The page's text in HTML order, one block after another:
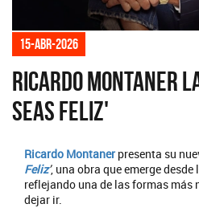
15-abr-2026
Ricardo Montaner
Seas Feliz'
Ricardo Montaner presenta su
Feliz’, una obra que emerge
reflejando una de las formas más
dejar ir.